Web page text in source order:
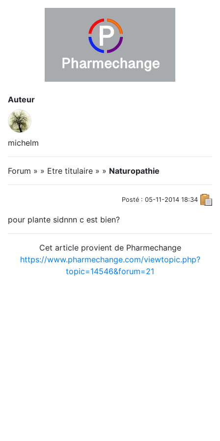
Auteur
michelm
Forum » » Etre titulaire » » Naturopathie
Posté : 05-11-2014 18:34
pour plante sidnnn c est bien?
Cet article provient de Pharmechange
https://www.pharmechange.com/viewtopic.php?
topic=14546&forum=21